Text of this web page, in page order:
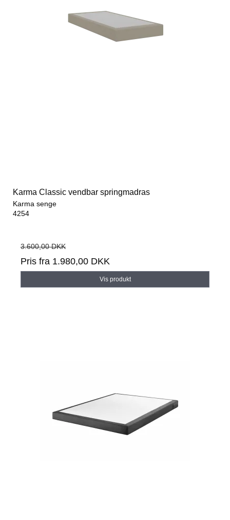
Karma Classic vendbar springmadras
Karma senge
4254
3.600,00 DKK
Pris fra 1.980,00 DKK
Vis produkt